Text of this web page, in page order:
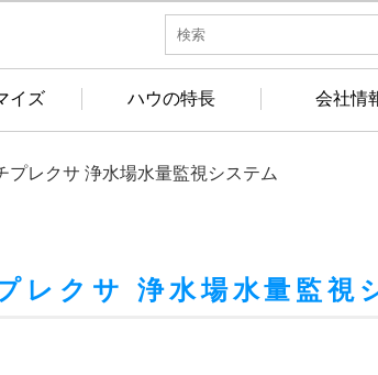
イズ ハウの特長 会社情
プレクサ 浄水場水量監視システム
レクサ 浄水場水量監視